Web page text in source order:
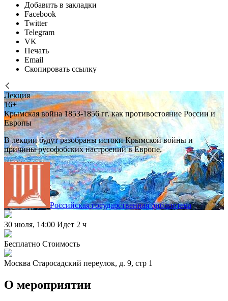
Добавить в закладки
Facebook
Twitter
Telegram
VK
Печать
Email
Скопировать ссылку
Лекция
16+
Крымская война 1853-1856 гг. как противостояние России и
Европы
В лекции будут разобраны истоки Крымской войны и
причины русофобских настроений в Европе.
Российская государственная библиотека
30 июля, 14:00 Идет 2 ч
Бесплатно Стоимость
Москва Старосадский переулок, д. 9, стр 1
О мероприятии